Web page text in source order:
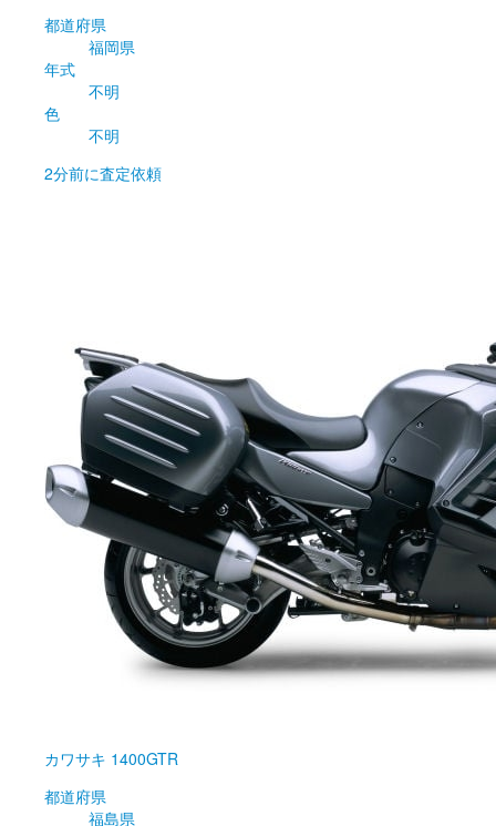
都道府県
福岡県
年式
不明
色
不明
2分前に査定依頼
カワサキ 1400GTR
都道府県
福島県